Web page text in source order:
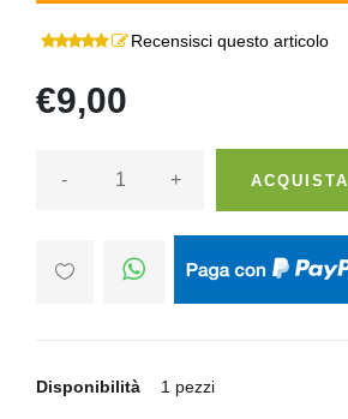
Recensisci questo articolo
€9,00
- + ACQUISTA
Disponibilità 1 pezzi